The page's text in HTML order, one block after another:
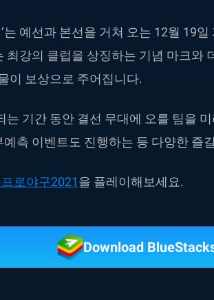
는 예선과 본선을 거쳐 오는 12월 19
최강의 클럽을 상징하는 기념 마크와
이 보상으로 주어집니다.
는 기간 동안 결선 무대에 오를 팀을
측 이벤트도 진행하는 등 다양한 즐
로야구2021을 플레이해보세요.
Download